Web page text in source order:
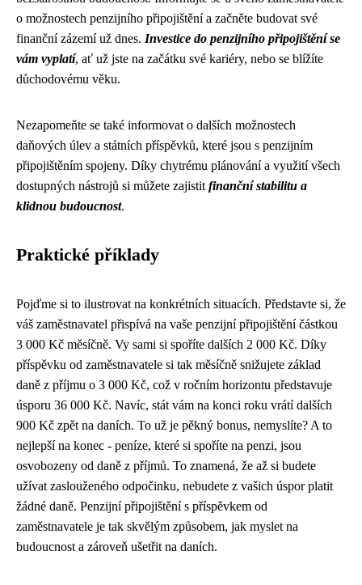
o možnostech penzijního připojištění a začněte budovat své
finanční zázemí už dnes. Investice do penzijního připojištění se
vám vyplatí, ať už jste na začátku své kariéry, nebo se blížíte
důchodovému věku.
Nezapomeňte se také informovat o dalších možnostech
daňových úlev a státních příspěvků, které jsou s penzijním
připojištěním spojeny. Díky chytrému plánování a využití všech
dostupných nástrojů si můžete zajistit finanční stabilitu a
klidnou budoucnost.
Praktické příklady
Pojďme si to ilustrovat na konkrétních situacích. Představte si, že
váš zaměstnavatel přispívá na vaše penzijní připojištění částkou
3 000 Kč měsíčně. Vy sami si spoříte dalších 2 000 Kč. Díky
příspěvku od zaměstnavatele si tak měsíčně snižujete základ
daně z příjmu o 3 000 Kč, což v ročním horizontu představuje
úsporu 36 000 Kč. Navíc, stát vám na konci roku vrátí dalších
900 Kč zpět na daních. To už je pěkný bonus, nemyslíte? A to
nejlepší na konec - peníze, které si spoříte na penzi, jsou
osvobozeny od daně z příjmů. To znamená, že až si budete
užívat zaslouženého odpočinku, nebudete z vašich úspor platit
žádné daně. Penzijní připojištění s příspěvkem od
zaměstnavatele je tak skvělým způsobem, jak myslet na
budoucnost a zároveň ušetřit na daních.